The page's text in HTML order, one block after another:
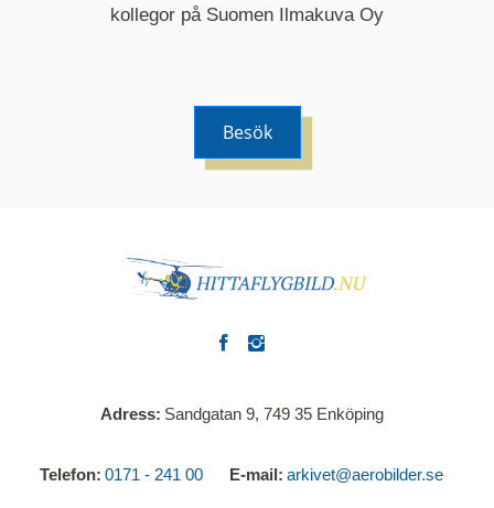
kommer nu visa de fastigheter som finns just här.
kollegor på Suomen Ilmakuva Oy
Besök
Adress Sandgatan 9, 749 35 Enköping
Telefon 0171 - 241 00 E-mail arkivet@aerobilder.se